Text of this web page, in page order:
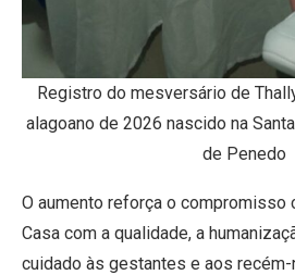
Registro do mesversário de
alagoano de 2026 nascido na
de Penedo
O aumento reforça o compromisso
Casa com a qualidade, a
cuidado às gestantes e aos